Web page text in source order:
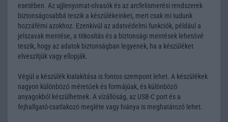
esetében. Az ujjlenyomat-olvasók és az arcfelismerési rendszerek
biztonságosabbá teszik a készülékeinket, mert csak mi tudunk
hozzáférni azokhoz. Ezenkívül az adatvédelmi funkciók, például a
jelszavak mentése, a titkosítás és a biztonsági mentések lehetővé
teszik, hogy az adatok biztonságban legyenek, ha a készüléket
elveszítjük vagy ellopják.
Végül a készülék kialakítása is fontos szempont lehet. A készülékek
nagyon különböző méretűek és formájúak, és különböző
anyagokból készülhetnek. A vízállóság, az USB-C port és a
fejhallgató-csatlakozó megléte vagy hiánya is meghatározó lehet.